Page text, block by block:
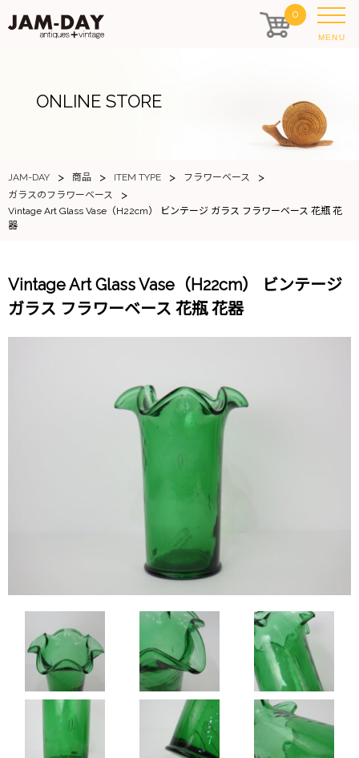
0
MENU
ONLINE STORE
JAM-DAY > 商品 > ITEM TYPE > フラワーベース >
ガラスのフラワーベース >
Vintage Art Glass Vase（H22cm） ビンテージ ガラス フラワーベース 花瓶 花
器
Vintage Art Glass Vase（H22cm） ビンテージ
ガラス フラワーベース 花瓶 花器